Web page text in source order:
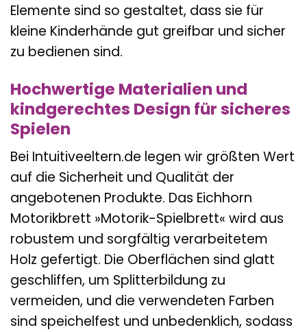
Elemente sind so gestaltet, dass sie für
kleine Kinderhände gut greifbar und sicher
zu bedienen sind.
Hochwertige Materialien und
kindgerechtes Design für sicheres
Spielen
Bei Intuitiveeltern.de legen wir größten Wert
auf die Sicherheit und Qualität der
angebotenen Produkte. Das Eichhorn
Motorikbrett »Motorik-Spielbrett« wird aus
robustem und sorgfältig verarbeitetem
Holz gefertigt. Die Oberflächen sind glatt
geschliffen, um Splitterbildung zu
vermeiden, und die verwendeten Farben
sind speichelfest und unbedenklich, sodass